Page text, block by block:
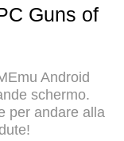
Guns of Glory
limitazioni di
Il
base della
di mappatura
Glory un vero e
multi-
Guns of
Android
schermo.
per andare alla